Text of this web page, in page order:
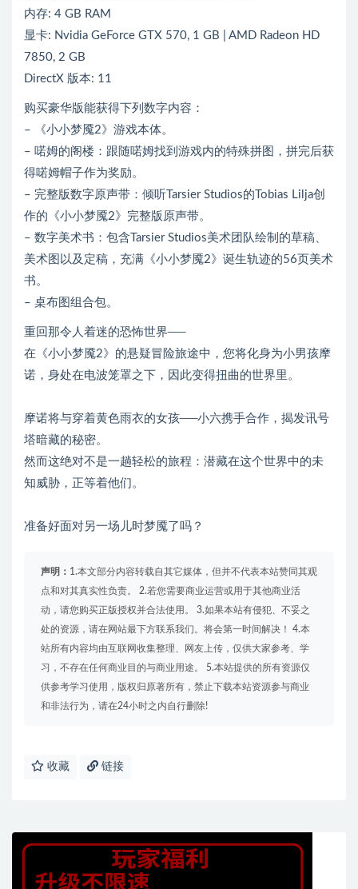
内存: 4 GB RAM
显卡: Nvidia GeForce GTX 570, 1 GB | AMD Radeon HD
7850, 2 GB
DirectX 版本: 11
购买豪华版能获得下列数字内容：
– 《小小梦魇2》游戏本体。
– 喏姆的阁楼：跟随喏姆找到游戏内的特殊拼图，拼完后获
得喏姆帽子作为奖励。
– 完整版数字原声带：倾听Tarsier Studios的Tobias Lilja创
作的《小小梦魇2》完整版原声带。
– 数字美术书：包含Tarsier Studios美术团队绘制的草稿、
美术图以及定稿，充满《小小梦魇2》诞生轨迹的56页美术
书。
– 桌布图组合包。
重回那令人着迷的恐怖世界──
在《小小梦魇2》的悬疑冒险旅途中，您将化身为小男孩摩
诺，身处在电波笼罩之下，因此变得扭曲的世界里。
摩诺将与穿着黄色雨衣的女孩──小六携手合作，揭发讯号
塔暗藏的秘密。
然而这绝对不是一趟轻松的旅程：潜藏在这个世界中的未
知威胁，正等着他们。
准备好面对另一场儿时梦魇了吗？
声明： 1.本文部分内容转载自其它媒体，但并不代表本站赞同其观
点和对其真实性负责。 2.若您需要商业运营或用于其他商业活
动，请您购买正版授权并合法使用。 3.如果本站有侵犯、不妥之
处的资源，请在网站最下方联系我们。将会第一时间解决！ 4.本
站所有内容均由互联网收集整理、网友上传，仅供大家参考、学
习，不存在任何商业目的与商业用途。 5.本站提供的所有资源仅
供参考学习使用，版权归原著所有，禁止下载本站资源参与商业
和非法行为，请在24小时之内自行删除!
收藏 链接